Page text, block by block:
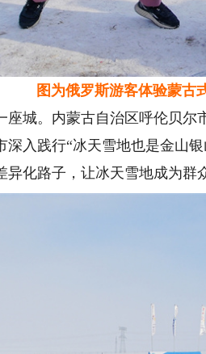
图为俄罗斯游客体验蒙古
。内蒙古自治区呼伦贝尔
深入践行“冰天雪地也是金山
化路子，让冰天雪地成为群